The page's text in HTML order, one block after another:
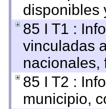
disponibles
85 I T1 :
vinculadas
nacionales,
85 I T2 :
municipio,